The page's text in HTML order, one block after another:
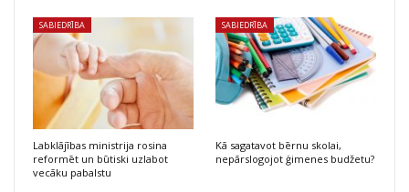
SABIEDRĪBA
Labklājības ministrija rosina
reformēt un būtiski uzlabot
vecāku pabalstu
SABIEDRĪBA
Kā sagatavot bērnu skolai,
nepārslogojot ģimenes budžetu?